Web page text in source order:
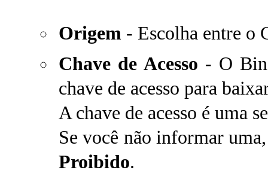
Origem - Escolha entre o
Chave de Acesso - O
chave de acesso para
A chave de acesso é uma
Se você não informar
Proibido.